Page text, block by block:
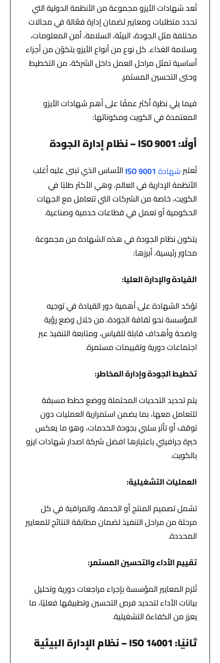
تُعد شهادات الأيزو مجموعة من الأنظمة الدولية التي
تحدد متطلبات ومعايير لضمان إدارة فعّالة في مجالات
مختلفة مثل الجودة، البيئة، السلامة، أمن المعلومات،
وسلامة الغذاء. كل نوع من أنواع الأيزو يتكوّن من أجزاء
أساسية تمثل مراحل العمل داخل الشركة، من التخطيط
وحتى التحسين المستمر.
فيما يلي نظرة أكثر عمقًا على أهم شهادات الأيزو
المعتمدة في الكويت ومكوناتها:
أولًا: ISO 9001 – نظام إدارة الجودة
تُعتبرشهادة ISO 9001 الأساس الذي تبنى عليه أغلب
الأنظمة الإدارية في العالم، وهي الأكثر طلبًا في
الكويت، خاصة من الشركات التي تتعامل مع الجهات
الحكومية أو تعمل في قطاعات خدمية وصناعية.
يتكون نظام الجودة في هذه الشهادة من مجموعة
محاور رئيسية، أبرزها:
القيادة والإدارة العليا:
تؤكد الشهادة على أهمية دور القيادة في توجيه
المؤسسة نحو ثقافة الجودة، من خلال وضع رؤية
واضحة وأهداف قابلة للقياس، ومتابعة التنفيذ عبر
اجتماعات دورية وتقييمات مستمرة.
تخطيط الجودة وإدارة المخاطر:
يتم تحديد التحديات المحتملة ووضع خطط مسبقة
للتعامل معها، بما يضمن استمرارية العمليات دون
توقف أو تأثر سلبي بجودة الخدمات، وهو ما يعكس
خبرة جرافيتي باعتبارها افضل شركة اصدار شهادات ايزو
بالكويت.
العمليات التشغيلية:
تشمل تصميم المنتج أو الخدمة، والمراقبة في كل
مرحلة من مراحل التنفيذ لضمان مطابقة النتائج للمعايير
المحددة.
تقييم الأداء والتحسين المستمر:
تُلزم المعايير المؤسسة بإجراء مراجعات دورية وتحليل
بيانات الأداء لتحديد فرص التحسين وتطبيقها فعليًا، ما
يعزز من الكفاءة التشغيلية.
ثانيًا: ISO 14001 – نظام الإدارة البيئية